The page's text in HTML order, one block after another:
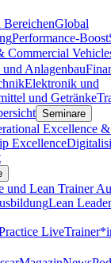
Global
Performance-Boost
Commercial
Anlagenbau
Elektronik und
und Getränke
Seminare
Excellence
Excellence
und Lean Trainer
Lean
Live